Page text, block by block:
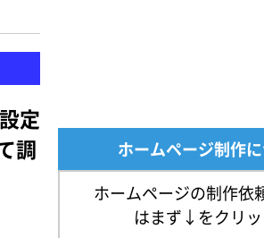
定
調
ホームページ制作
ホームページの制作依
はまず↓をクリッ